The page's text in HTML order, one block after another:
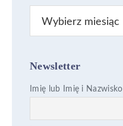
bloga
Newsletter
Imię lub Imię i Nazwisko